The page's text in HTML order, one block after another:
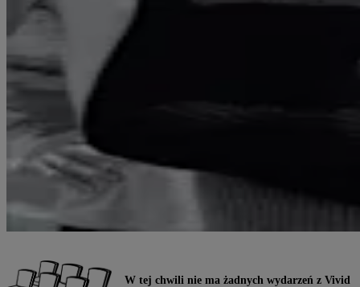
W tej chwili nie ma żadnych wydarzeń z Vivid